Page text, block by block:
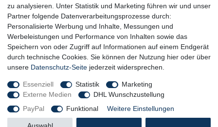
Bestellung widerrufen
Datenschutzerklärung
AGB
Impressum
Newsletter
Newsletter-Anmeldung
zu analysieren. Unter Statistik und Marketing führen wir und unser
Partner folgende Datenverarbeitungsprozesse durch:
Personalisierte Werbung und Inhalte, Messungen und
Werbeleistungen und Performance von Inhalten sowie das
Speichern von oder Zugriff auf Informationen auf einem Endgerät
durch technische Cookies. Sie können der Nutzung hier oder über
unsere Datenschutz-Seite jederzeit widersprechen.
Essenziell Statistik
Marketing
Externe Medien
DHL Wunschzustellung
PayPal
Funktional Weitere Einstellungen